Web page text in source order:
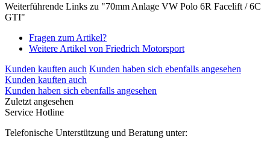
Weiterführende Links zu "70mm Anlage VW Polo 6R Facelift / 6C
GTI"
Fragen zum Artikel?
Weitere Artikel von Friedrich Motorsport
Kunden kauften auch Kunden haben sich ebenfalls angesehen
Kunden kauften auch
Kunden haben sich ebenfalls angesehen
Zuletzt angesehen
Service Hotline
Telefonische Unterstützung und Beratung unter: